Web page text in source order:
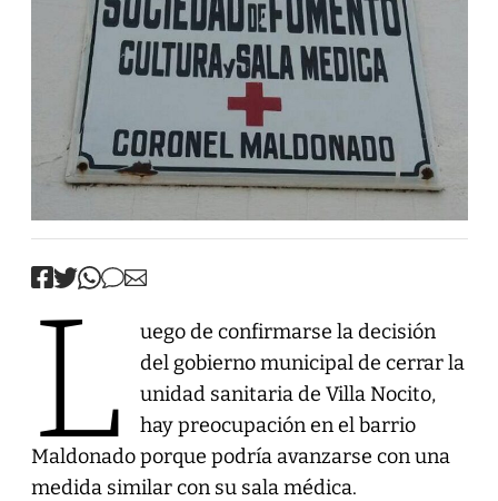
L
uego de confirmarse la decisión
del gobierno municipal de cerrar la
unidad sanitaria de Villa Nocito,
hay preocupación en el barrio
Maldonado porque podría avanzarse con una
medida similar con su sala médica.